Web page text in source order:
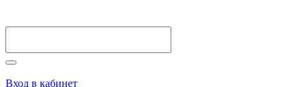
Вход в кабинет